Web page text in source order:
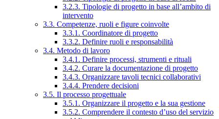
3.2.3. Tipologie di progetto in base all’ambito di
intervento
3.3. Competenze, ruoli e figure coinvolte
3.3.1. Coordinatore di progetto
3.3.2. Definire ruoli e responsabilità
3.4. Metodo di lavoro
3.4.1. Definire processi, strumenti e rituali
3.4.2. Curare la documentazione di progetto
3.4.3. Organizzare tavoli tecnici collaborativi
3.4.4. Prendere decisioni
3.5. Il processo progettuale
3.5.1. Organizzare il progetto e la sua gestione
3.5.2. Comprendere il contesto d’uso del servizio